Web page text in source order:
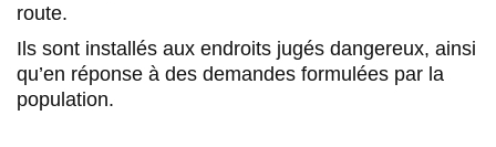
route.
Ils sont installés aux endroits jugés dangereux, ainsi
qu’en réponse à des demandes formulées par la
population.